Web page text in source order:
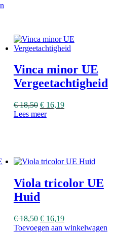
Vinca minor UE
Vergeetachtigheid
€18,50 €16,19
Lees meer
Viola tricolor UE
Huid
€18,50 €16,19
Toevoegen aan winkelwagen